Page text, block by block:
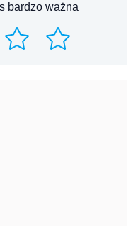
bardzo ważna